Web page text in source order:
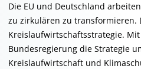
Die EU und Deutschland
zu zirkulären zu transformieren.
Kreislaufwirtschaftsstrategie.
Bundesregierung die Strategie
Kreislaufwirtschaft und